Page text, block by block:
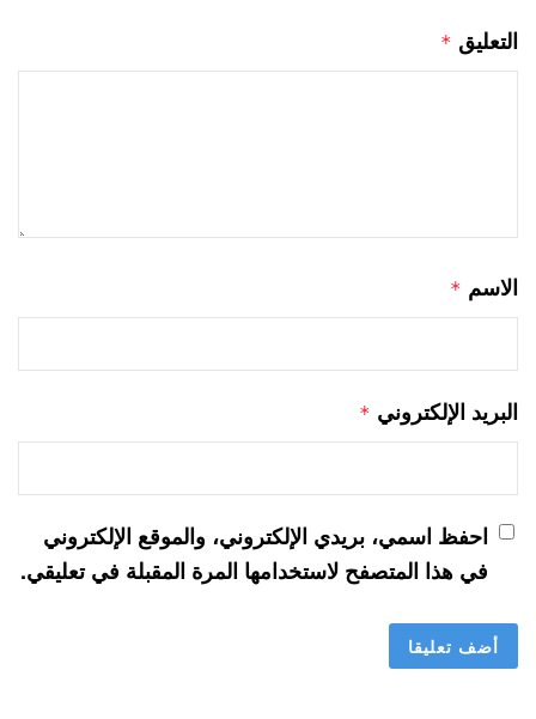
التعليق *
الاسم *
البريد الإلكتروني *
احفظ اسمي، بريدي الإلكتروني، والموقع الإلكتروني
في هذا المتصفح لاستخدامها المرة المقبلة في تعليقي.